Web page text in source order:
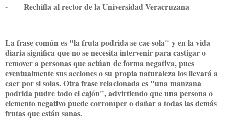
- Rechifla al rector de la Universidad Veracruzana
La frase común es "la fruta podrida se cae sola" y en la vida
diaria significa que no se necesita intervenir para castigar o
remover a personas que actúan de forma negativa, pues
eventualmente sus acciones o su propia naturaleza los llevará a
caer por si solas. Otra frase relacionada es "una manzana
podrida pudre todo el cajón", advirtiendo que una persona o
elemento negativo puede corromper o dañar a todas las demás
frutas que están sanas.